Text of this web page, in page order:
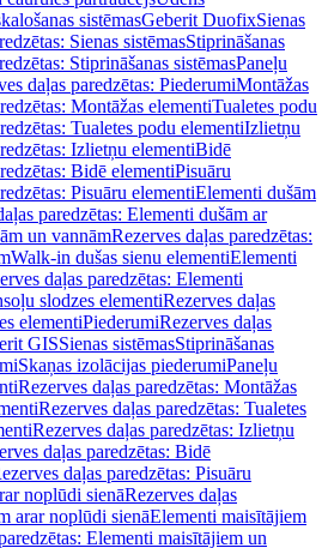
sistēmasGeberit DuofixSienas
Sienas sistēmasStiprināšanas
Stiprināšanas sistēmasPaneļu
daļas paredzētas: PiederumiMontāžas
Montāžas elementiTualetes podu
Tualetes podu elementiIzlietņu
Izlietņu elementiBidē
Bidē elementiPisuāru
Pisuāru elementiElementi dušām
paredzētas: Elementi dušām ar
un vannāmRezerves daļas paredzētas:
Walk-in dušas sienu elementiElementi
daļas paredzētas: Elementi
slodzes elementiRezerves daļas
elementiPiederumiRezerves daļas
GISSienas sistēmasStiprināšanas
Skaņas izolācijas piederumiPaneļu
Rezerves daļas paredzētas: Montāžas
Rezerves daļas paredzētas: Tualetes
Rezerves daļas paredzētas: Izlietņu
daļas paredzētas: Bidē
daļas paredzētas: Pisuāru
noplūdi sienāRezerves daļas
arar noplūdi sienāElementi maisītājiem
Elementi maisītājiem un